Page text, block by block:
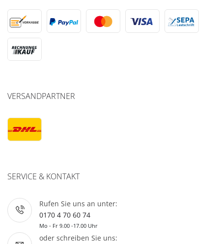
VERSANDPARTNER
SERVICE & KONTAKT
Rufen Sie uns an unter:
0170 4 70 60 74
Mo - Fr 9.00 -17.00 Uhr
oder schreiben Sie uns: